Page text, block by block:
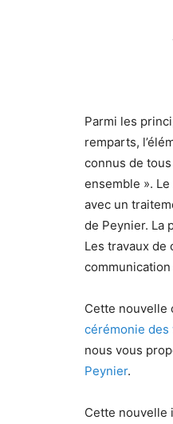
Parmi les
remparts,
connus de
ensemble ».
avec un
de Peynier. La
Les travaux
Cette nouvelle
cérémonie
nous vous
Peynier.
Cette nouvelle